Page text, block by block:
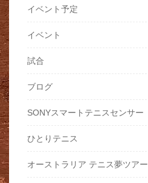
イベント予定
イベント
試合
ブログ
SONYスマートテニスセンサー
ひとりテニス
オーストラリア テニス夢ツアー